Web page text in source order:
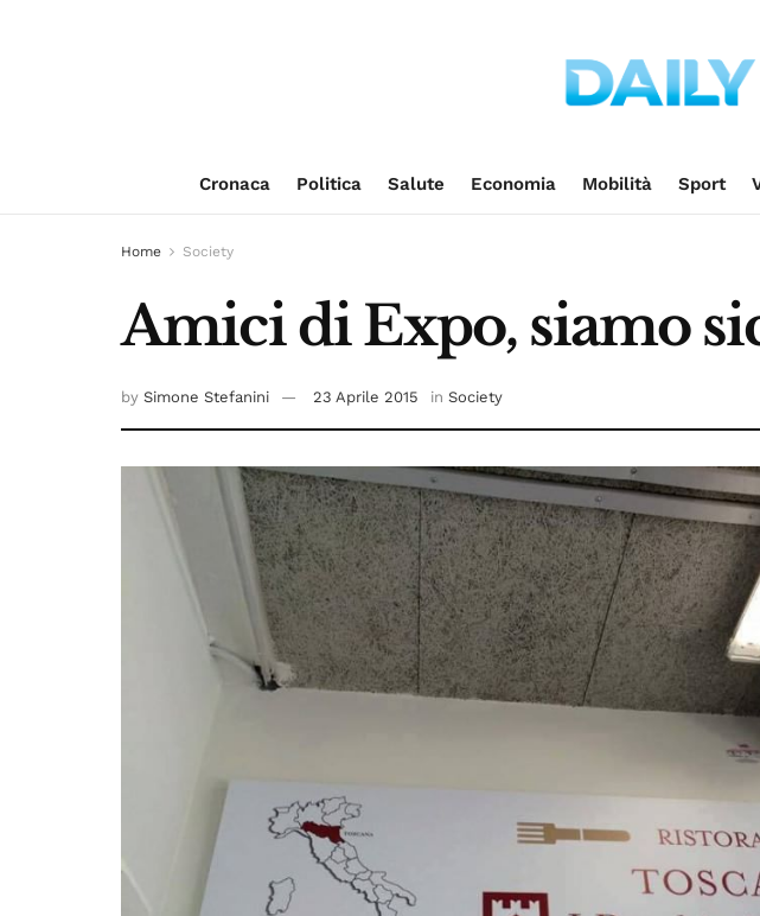
Cronaca Politica Salute Economia Mobilità Sport
Home Society
Amici di Expo, siamo
by Simone Stefanini 23 Aprile 2015 in Society